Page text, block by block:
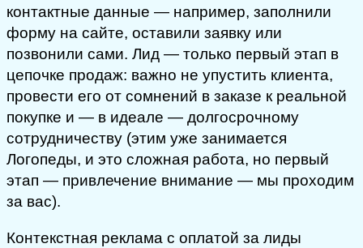
контактные данные — например, заполнили
форму на сайте, оставили заявку или
позвонили сами. Лид — только первый этап в
цепочке продаж: важно не упустить клиента,
провести его от сомнений в заказе к реальной
покупке и — в идеале — долгосрочному
сотрудничеству (этим уже занимается
Логопеды, и это сложная работа, но первый
этап — привлечение внимание — мы проходим
за вас).
Контекстная реклама с оплатой за лиды